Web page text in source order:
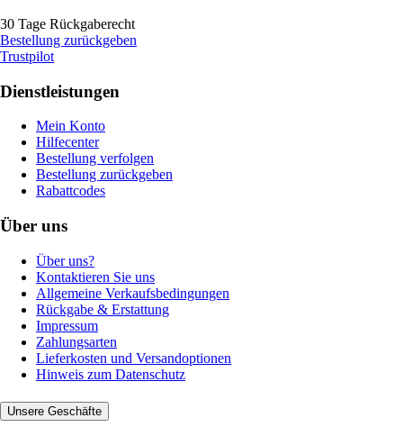
30 Tage Rückgaberecht
Bestellung zurückgeben
Trustpilot
Dienstleistungen
Mein Konto
Hilfecenter
Bestellung verfolgen
Bestellung zurückgeben
Rabattcodes
Über uns
Über uns?
Kontaktieren Sie uns
Allgemeine Verkaufsbedingungen
Rückgabe & Erstattung
Impressum
Zahlungsarten
Lieferkosten und Versandoptionen
Hinweis zum Datenschutz
Unsere Geschäfte